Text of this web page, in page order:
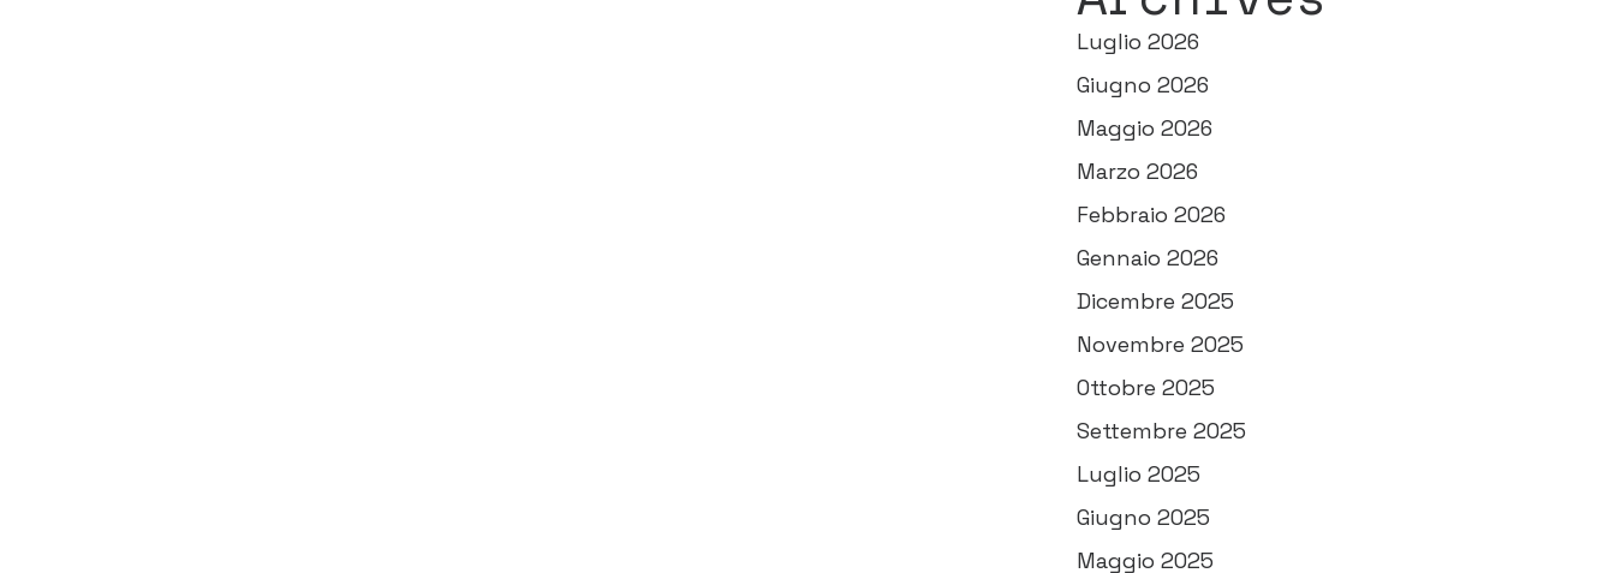
Luglio 2026
Giugno 2026
Maggio 2026
Marzo 2026
Febbraio 2026
Gennaio 2026
Dicembre 2025
Novembre 2025
Ottobre 2025
Settembre 2025
Luglio 2025
Giugno 2025
Maggio 2025